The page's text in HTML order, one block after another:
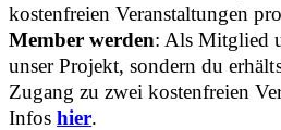
kostenfreien Veranstaltungen
Member werden: Als Mitglied
unser Projekt, sondern du
Zugang zu zwei kostenfreien
Infoshier.